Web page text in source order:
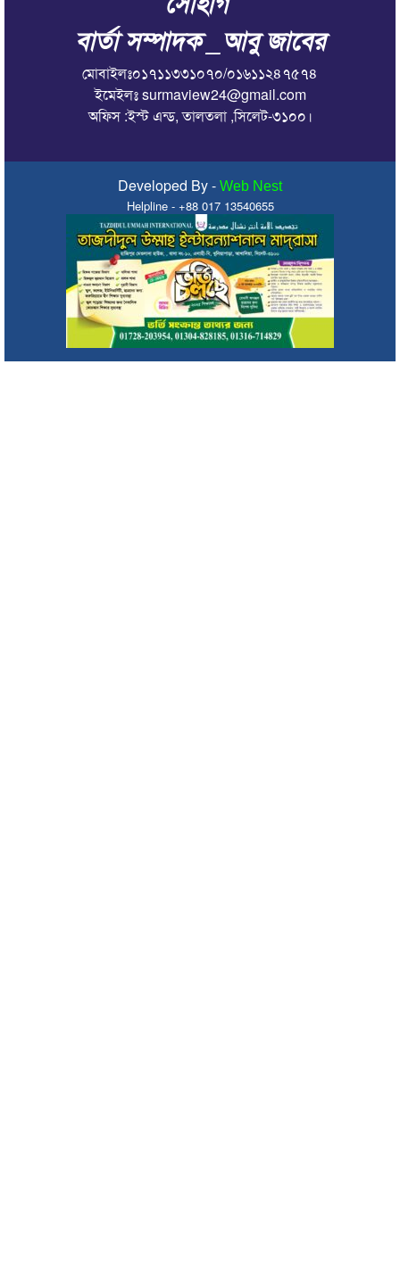
বার্তা সম্পাদক _আবু জাবের
মোবাইলঃ০১৭১১৩৩১০৭০/০১৬১১২৪৭৫৭৪
ইমেইলঃ surmaview24@gmail.com
অফিস :ইস্ট এন্ড, তালতলা ,সিলেট-৩১০০।
Developed By - Web Nest
Helpline - +88 017 13540655